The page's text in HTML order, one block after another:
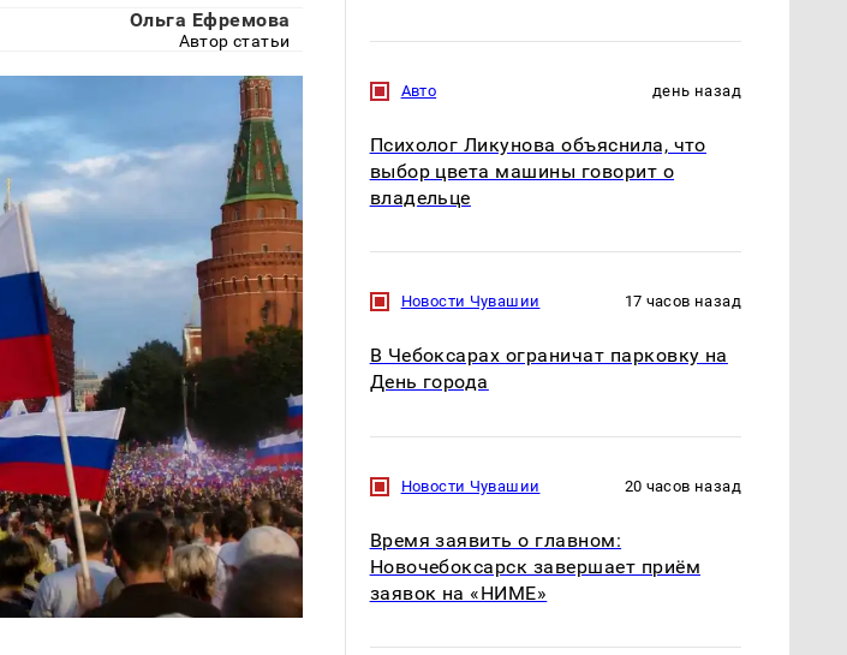
Ольга Ефремова
Автор статьи
Авто день назад
Психолог Ликунова объяснила, что
выбор цвета машины говорит о
владельце
Новости Чувашии 17 часов назад
В Чебоксарах ограничат парковку на
День города
Новости Чувашии 20 часов назад
Время заявить о главном:
Новочебоксарск завершает приём
заявок на «НИМЕ»